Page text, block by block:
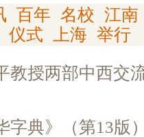
百年 名校 江南
仪式 上海 举行
教授两部中西交
字典》（第13版